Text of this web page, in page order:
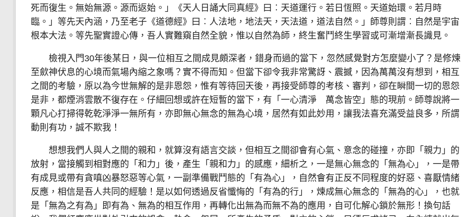
死而復生。無始無源。源而返始。」《天人日誦大同真經》曰︰天道運行。若日恆照。天道始環。若月時
臨。」等先天內涵，乃至老子《道德經》曰︰人法地，地法天，天法道，道法自然。」師尊則謂︰自然是宇宙
根本大法。等先聖實證心傳，吾人實難窺自然全貌，惟以自然為師，終生奮鬥終生學習或可漸增漸長識見。
檢視入門30年後某日，與一位相互之間成見頗深者，錯身而過的當下，忽然感覺對方怎麼變小了？是修煉
至歛神伏息的心境而氣場內縮之象嗎？實不得而知。但當下卻令我非常驚訝、震撼，因為萬萬沒有想到，相互
之間的考驗，原以為今世無解的是非恩怨，惟有等待回天後，再接受師尊的考核、審判，卻在瞬間一切的恩怨
是非，都煙消雲散不復存在。仔細回想或許在短暫的當下，有「一心清淨 萬念皆空」態的現前。師尊說將一
顆凡心打掃得乾乾淨淨一無所有，亦即無心無念的無為心境，居然有如此妙用，讓我法喜充滿受益良多，所謂
動則有功，誠不欺我！
想想我們人與人之間的親和，就算沒有語言交談，但相互之間卻會有心氣、意念的碰撞，亦即「親力」的
放射，當接觸到相對應的「和力」後，產生「親和力」的感應，細析之，一是無心無念的「無為心」，一是帶
有成見或帶有貪嗔凶暴怒惡等心氣，一副準備戰鬥態的「有為心」，自然會有正反不同程度的好惡、喜厭情緒
反應，相信是吾人共同的經驗！是以如何透過反省懺悔的「有為的行」，煉成無心無念的「無為的心」，也就
是「無為之有為」即有為、無為的相互作用，再轉化出無為而無不為的應用，自可化解心鎖於無形！換句話